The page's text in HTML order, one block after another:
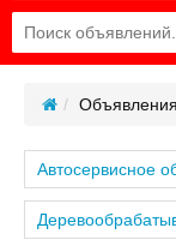
Объявления
Автосервисное